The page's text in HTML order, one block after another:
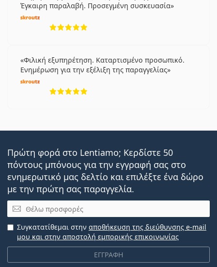
Έγκαιρη παραλαβή. Προσεγμένη συσκευασία
Φιλική εξυπηρέτηση. Καταρτισμένο προσωπικό.
Ενημέρωση για την εξέλιξη της παραγγελίας
Πρώτη φορά στο Lentiamo; Κερδίστε 50
πόντους μπόνους για την εγγραφή σας στο
ενημερωτικό μας δελτίο και επιλέξτε ένα δώρο
με την πρώτη σας παραγγελία.
Email
ΕΓΓΡΑΦΗ
Συγκατατίθεμαι στην αποθήκευση της διεύθυνσης e-mail
μου και στην αποστολή εμπορικής επικοινωνίας